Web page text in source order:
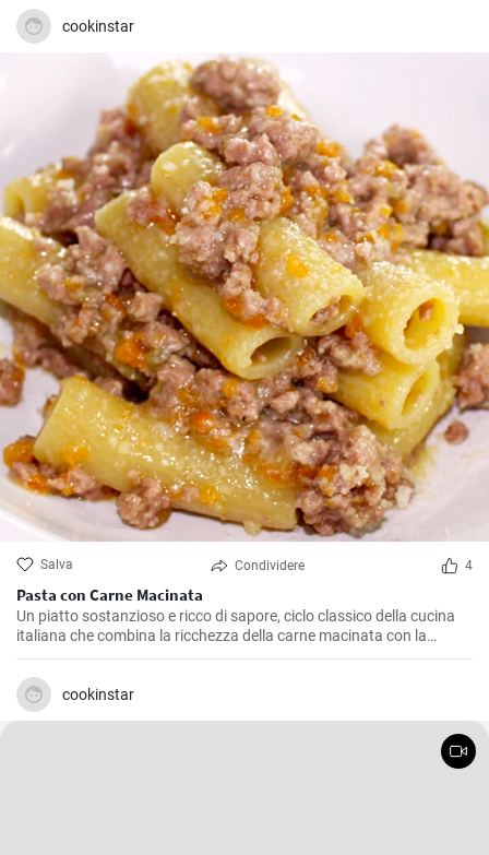
cookinstar
Salva Condividere 4
Pasta con Carne Macinata
Un piatto sostanzioso e ricco di sapore, ciclo classico della cucina
italiana che combina la ricchezza della carne macinata con la
semplicità della pasta. Perfetto per gli amanti della pasta e della
carne.
cookinstar